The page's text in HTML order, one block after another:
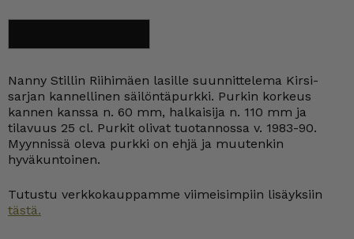
kannellinen
cl
määrä
Nanny Stillin Riihimäen lasille suunnittelema Kirsi-
sarjan kannellinen säilöntäpurkki. Purkin korkeus
kannen kanssa n. 60 mm, halkaisija n. 110 mm ja
tilavuus 25 cl. Purkit olivat tuotannossa v. 1983-90.
Myynnissä oleva purkki on ehjä ja muutenkin
hyväkuntoinen.
Tutustu verkkokauppamme viimeisimpiin lisäyksiin
tästä.